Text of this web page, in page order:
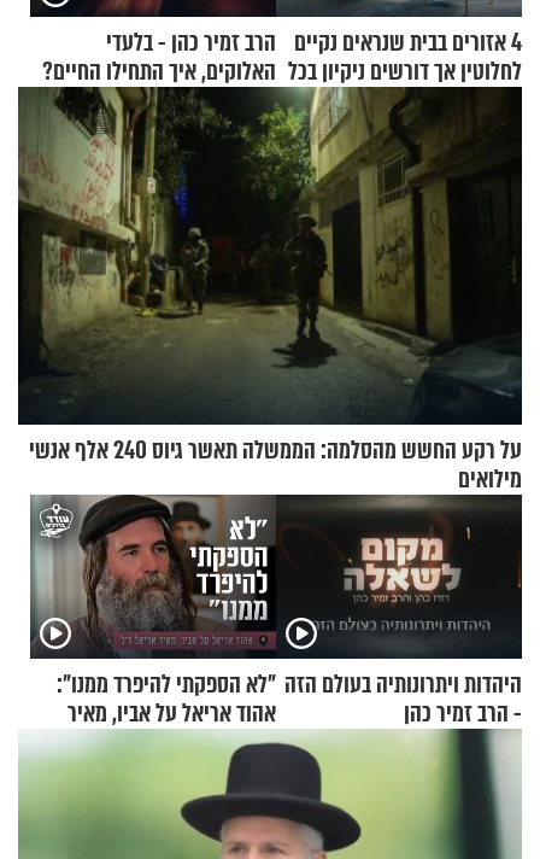
4 אזורים בבית שנראים נקיים
לחלוטין אך דורשים ניקיון בכל
הרב זמיר כהן - בלעדי
האלוקים, איך התחילו החיים?
על רקע החשש מהסלמה: הממשלה תאשר גיוס 240 אלף אנשי
מילואים
היהדות ויתרונותיה בעולם הזה
- הרב זמיר כהן
"לא הספקתי להיפרד ממנו":
אהוד אריאל על אביו, מאיר
אריאל ז"ל